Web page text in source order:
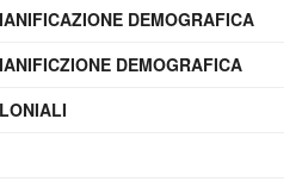
DEMOGRAFICA
DEMOGRAFICA